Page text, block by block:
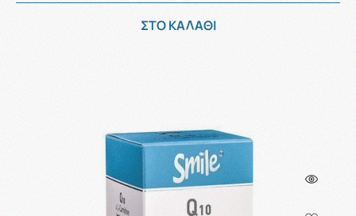
ΣΤΟ ΚΑΛΑΘΙ